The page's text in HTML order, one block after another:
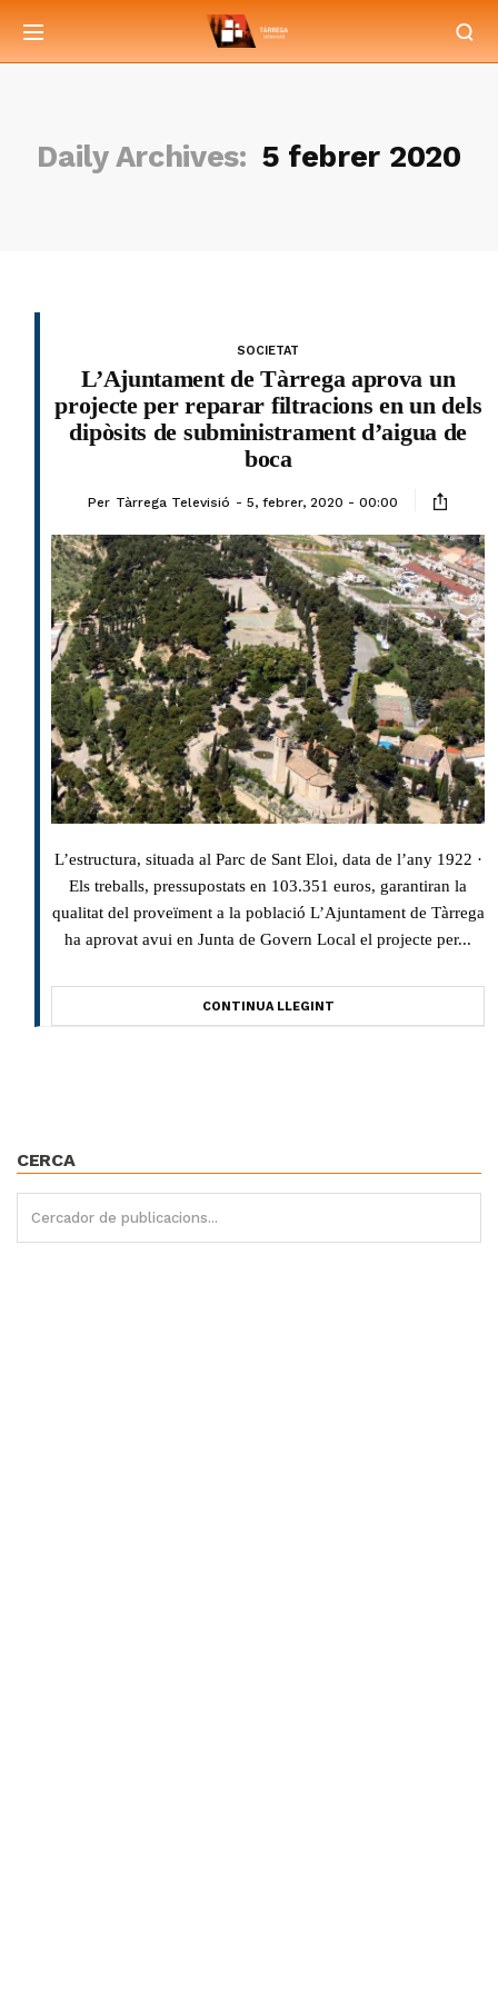
Daily Archives: 5 febrer 2020
SOCIETAT
L’Ajuntament de Tàrrega aprova un
projecte per reparar filtracions en un dels
dipòsits de subministrament d’aigua de
boca
Per Tàrrega Televisió 5, febrer, 2020 - 00:00
L’estructura, situada al Parc de Sant Eloi, data de l’any 1922 ·
Els treballs, pressupostats en 103.351 euros, garantiran la
qualitat del proveïment a la població L’Ajuntament de Tàrrega
ha aprovat avui en Junta de Govern Local el projecte per...
CONTINUA LLEGINT
CERCA